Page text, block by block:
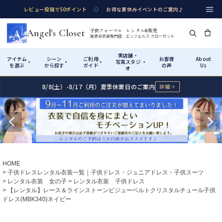
レビュー投稿で50ポイント ◇ お得な夏休みイベントのご案内♪
Angel's Closet 子供フォーマル レンタル&販売
発表会衣装専門店 エンジェルス クローゼット
アイテム
を選ぶ
▾
シーン
から探す ▾
ご利用
ガイド ▾
実店舗・
写真スタジ
オ
▾
お客様
の声
About
Us
Shop by Category アイテムから探す
カテゴリ詳細→ サイズで選ぶ→
Rentalレンタル
女の子ドレス
Shop by Occasion シーンから探す
性別・サイズで絞り込む→
How It Works ご利用ガイド
Startはじめに
01
02 サイズの選び方
測り方と目安
Visit Us 実店舗・写真スタジオ
8/8(土）-8/17（月）夏季休業日のご案内 詳細
HOME
子供ドレスレンタル衣装一覧｜子供ドレス・ジュニアドレス・子供スーツ
レンタル衣装 女の子
レンタル衣装 子供ドレス
【レンタル】レース＆ラインストーンビジューベルトクリスタルチュール子供
ドレス(MBK340)ネイビー